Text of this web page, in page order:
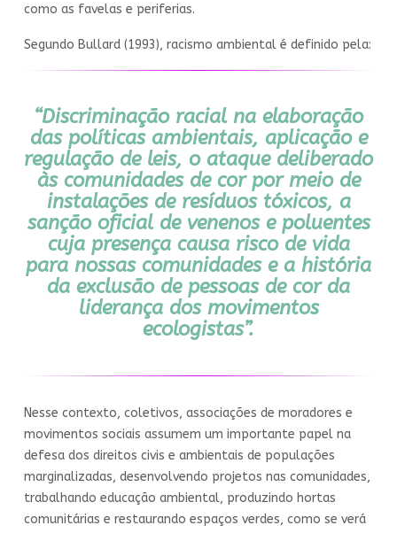
como as favelas e periferias.
Segundo Bullard (1993), racismo ambiental é definido pela:
“Discriminação racial na elaboração
das políticas ambientais, aplicação e
regulação de leis, o ataque deliberado
às comunidades de cor por meio de
instalações de resíduos tóxicos, a
sanção oficial de venenos e poluentes
cuja presença causa risco de vida
para nossas comunidades e a história
da exclusão de pessoas de cor da
liderança dos movimentos
ecologistas”.
Nesse contexto, coletivos, associações de moradores e
movimentos sociais assumem um importante papel na
defesa dos direitos civis e ambientais de populações
marginalizadas, desenvolvendo projetos nas comunidades,
trabalhando educação ambiental, produzindo hortas
comunitárias e restaurando espaços verdes, como se verá